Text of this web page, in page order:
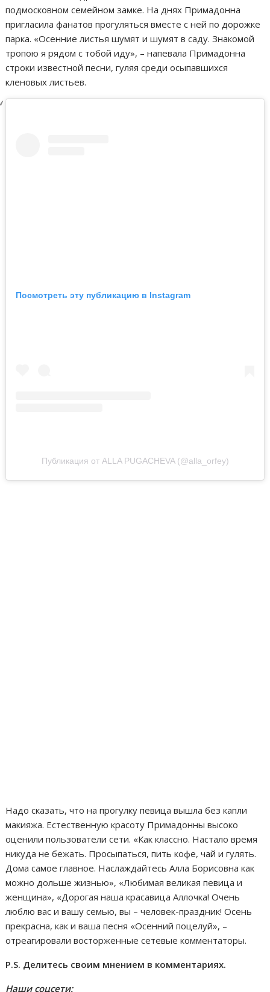
подмосковном семейном замке. На днях Примадонна
пригласила фанатов прогуляться вместе с ней по дорожке
парка. «Осенние листья шумят и шумят в саду. Знакомой
тропою я рядом с тобой иду», – напевала Примадонна
строки известной песни, гуляя среди осыпавшихся
кленовых листьев.
Посмотреть эту публикацию в Instagram
Публикация от ALLA PUGACHEVA (@alla_orfey)
Надо сказать, что на прогулку певица вышла без капли
макияжа. Естественную красоту Примадонны высоко
оценили пользователи сети. «Как классно. Настало время
никуда не бежать. Просыпаться, пить кофе, чай и гулять.
Дома самое главное. Наслаждайтесь Алла Борисовна как
можно дольше жизнью», «Любимая великая певица и
женщина», «Дорогая наша красавица Аллочка! Очень
люблю вас и вашу семью, вы – человек-праздник! Осень
прекрасна, как и ваша песня «Осенний поцелуй», –
отреагировали восторженные сетевые комментаторы.
P.S. Делитесь своим мнением в комментариях.
Наши соцсети: